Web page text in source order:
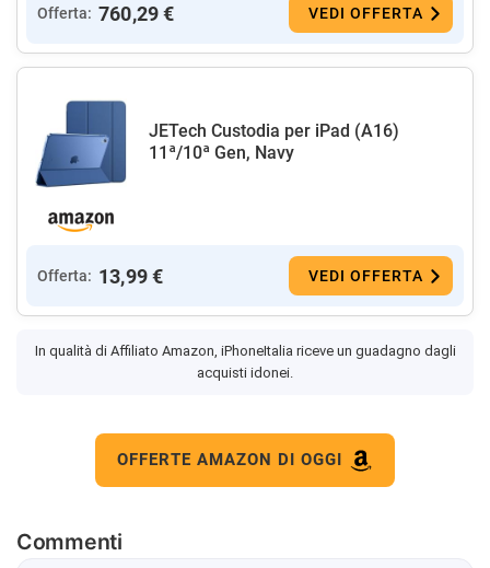
Offerta: 760,29 € VEDI OFFERTA
JETech Custodia per iPad (A16)
11ª/10ª Gen, Navy
Offerta: 13,99 € VEDI OFFERTA
In qualità di Affiliato Amazon, iPhoneItalia riceve un guadagno dagli
acquisti idonei.
OFFERTE AMAZON DI OGGI
Commenti